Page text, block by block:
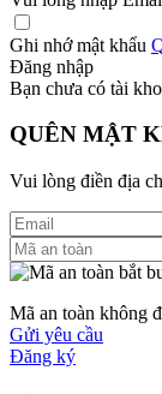
Ghi nhớ mật khẩu
Đăng nhập
Bạn chưa có tài
QUÊN MẬT
Vui lòng điền địa
Mã an toàn không
Gửi yêu cầu
Đăng ký